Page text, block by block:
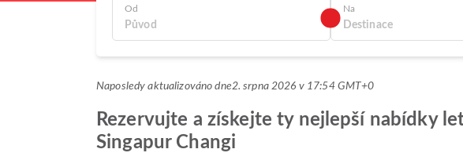
Od Na
Naposledy aktualizováno dne2. srpna 2026 v 17:54 GMT+0
Rezervujte a získejte ty nejlepší nabídky
Singapur Changi